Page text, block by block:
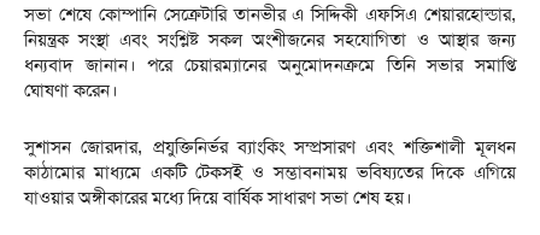
সভা শেষে কোম্পানি সেক্রেটারি তানভীর এ সিদ্দিকী এফসিএ শেয়ারহোল্ডার,
নিয়ন্ত্রক সংস্থা এবং সংশ্লিষ্ট সকল অংশীজনের সহযোগিতা ও আস্থার জন্য
ধন্যবাদ জানান। পরে চেয়ারম্যানের অনুমোদনক্রমে তিনি সভার সমাপ্তি
ঘোষণা করেন।
সুশাসন জোরদার, প্রযুক্তিনির্ভর ব্যাংকিং সম্প্রসারণ এবং শক্তিশালী মূলধন
কাঠামোর মাধ্যমে একটি টেকসই ও সম্ভাবনাময় ভবিষ্যতের দিকে এগিয়ে
যাওয়ার অঙ্গীকারের মধ্যে দিয়ে বার্ষিক সাধারণ সভা শেষ হয়।